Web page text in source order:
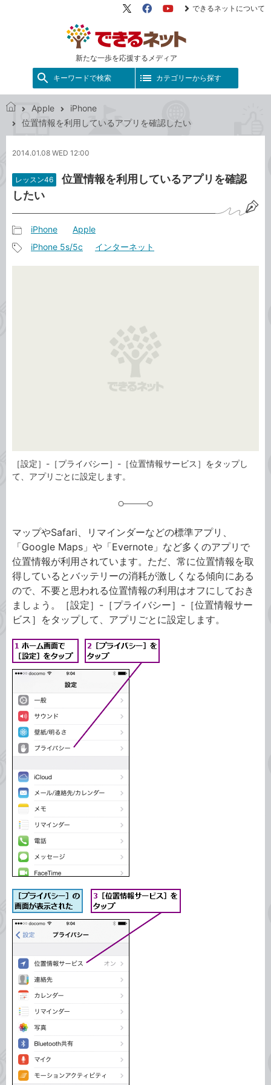
新たな一歩を応援するメディア
X（旧
FacebookYouTube
できるネットについて
キーワードで検索 カテゴリーから探す
で
き
ネ
ト
Apple
iPhone
位置情報を利用しているアプリを確認したい
2014.01.08 WED 12:00
レッスン46
位置情報を利用しているアプリを確認
したい
事
カ
iPhone Apple
iPhone 5s/5c インターネット
［設定］-［プライバシー］-［位置情報サービス］をタップし
て、アプリごとに設定します。
マップやSafari、リマインダーなどの標準アプリ、
「Google Maps」や「Evernote」など多くのアプリで
位置情報が利用されています。ただ、常に位置情報を取
得しているとバッテリーの消耗が激しくなる傾向にある
ので、不要と思われる位置情報の利用はオフにしておき
ましょう。［設定］-［プライバシー］-［位置情報サー
ビス］をタップして、アプリごとに設定します。